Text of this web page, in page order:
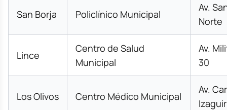
San Borja Policlínico Municipal
Av.
Norte
Lince
Centro de Salud
Municipal
Av.
30
Los Olivos Centro Médico Municipal
Av.